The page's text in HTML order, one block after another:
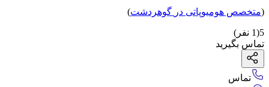
(متخصص هومیوپاتی در گوهردشت)
5
(
1 نفر)
تماس بگیرید
تماس